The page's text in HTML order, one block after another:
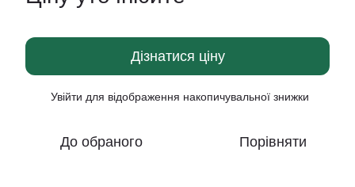
Дізнатися ціну
Увійти для відображення накопичувальної знижки
До обраного Порівняти